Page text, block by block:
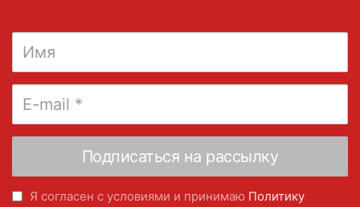
Я согласен с условиями и принимаю Политику